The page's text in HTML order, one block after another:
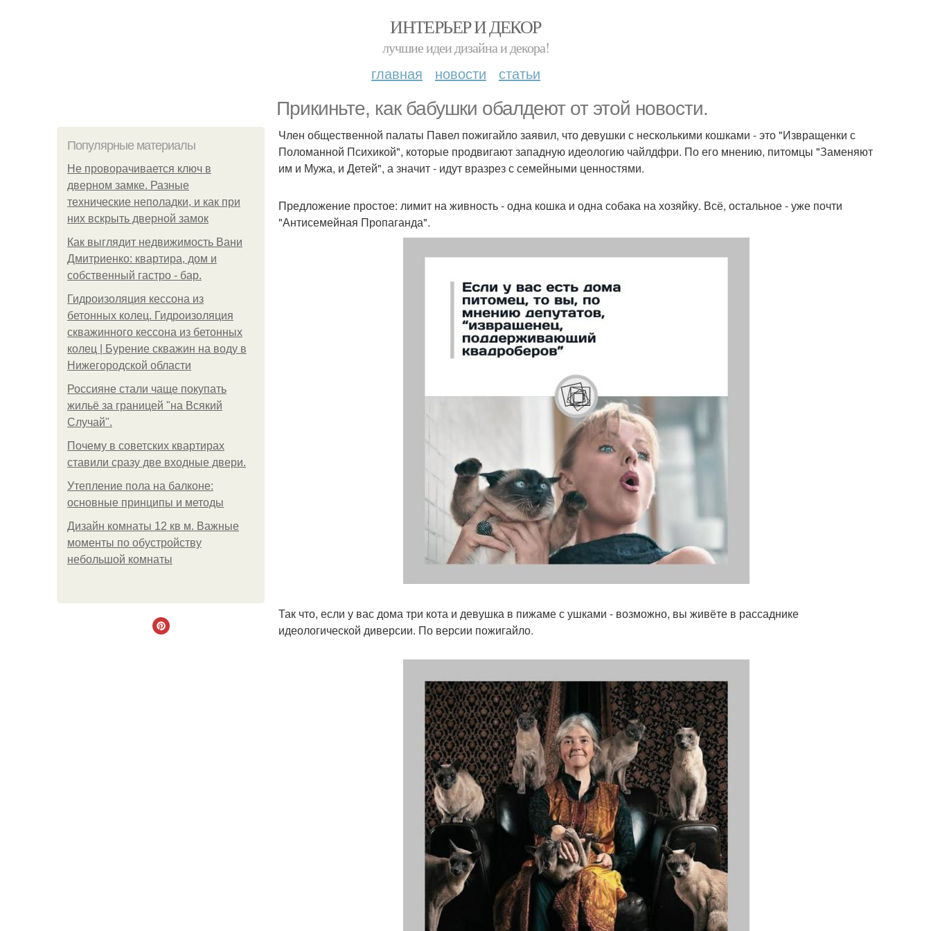
ИНТЕРЬЕР И ДЕКОР
лучшие идеи дизайна и декора!
главная новости статьи
Прикиньте, как бабушки обалдеют от этой новости.
Популярные материалы
Не проворачивается ключ в
дверном замке. Разные
технические неполадки, и как при
них вскрыть дверной замок
Как выглядит недвижимость Вани
Дмитриенко: квартира, дом и
собственный гастро - бар.
Гидроизоляция кессона из
бетонных колец. Гидроизоляция
скважинного кессона из бетонных
колец | Бурение скважин на воду в
Нижегородской области
Россияне стали чаще покупать
жильё за границей "на Всякий
Случай".
Почему в советских квартирах
ставили сразу две входные двери.
Утепление пола на балконе:
основные принципы и методы
Дизайн комнаты 12 кв м. Важные
моменты по обустройству
небольшой комнаты
Член общественной палаты Павел пожигайло заявил, что девушки с несколькими кошками - это "Извращенки с
Поломанной Психикой", которые продвигают западную идеологию чайлдфри. По его мнению, питомцы "Заменяют
им и Мужа, и Детей", а значит - идут вразрез с семейными ценностями.
Предложение простое: лимит на живность - одна кошка и одна собака на хозяйку. Всё, остальное - уже почти
"Антисемейная Пропаганда".
Так что, если у вас дома три кота и девушка в пижаме с ушками - возможно, вы живёте в рассаднике
идеологической диверсии. По версии пожигайло.